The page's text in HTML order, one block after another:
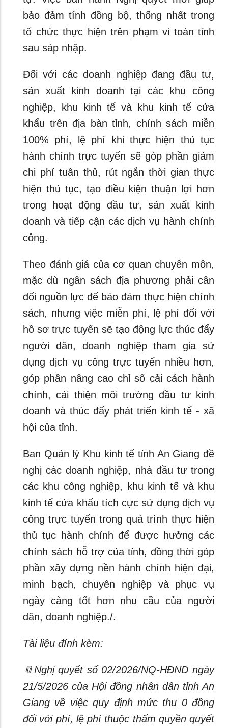
bảo đảm tính đồng bộ, thống nhất trong
tổ chức thực hiện trên phạm vi toàn tỉnh
sau sáp nhập.
Đối với các doanh nghiệp đang đầu tư,
sản xuất kinh doanh tại các khu công
nghiệp, khu kinh tế và khu kinh tế cửa
khẩu trên địa bàn tỉnh, chính sách miễn
100% phí, lệ phí khi thực hiện thủ tục
hành chính trực tuyến sẽ góp phần giảm
chi phí tuân thủ, rút ngắn thời gian thực
hiện thủ tục, tạo điều kiện thuận lợi hơn
trong hoạt động đầu tư, sản xuất kinh
doanh và tiếp cận các dịch vụ hành chính
công.
Theo đánh giá của cơ quan chuyên môn,
mặc dù ngân sách địa phương phải cân
đối nguồn lực để bảo đảm thực hiện chính
sách, nhưng việc miễn phí, lệ phí đối với
hồ sơ trực tuyến sẽ tạo động lực thúc đẩy
người dân, doanh nghiệp tham gia sử
dụng dịch vụ công trực tuyến nhiều hơn,
góp phần nâng cao chỉ số cải cách hành
chính, cải thiện môi trường đầu tư kinh
doanh và thúc đẩy phát triển kinh tế - xã
hội của tỉnh.
Ban Quản lý Khu kinh tế tỉnh An Giang đề
nghị các doanh nghiệp, nhà đầu tư trong
các khu công nghiệp, khu kinh tế và khu
kinh tế cửa khẩu tích cực sử dụng dịch vụ
công trực tuyến trong quá trình thực hiện
thủ tục hành chính để được hưởng các
chính sách hỗ trợ của tỉnh, đồng thời góp
phần xây dựng nền hành chính hiện đại,
minh bạch, chuyên nghiệp và phục vụ
ngày càng tốt hơn nhu cầu của người
dân, doanh nghiệp./.
Tài liệu đính kèm:
📎Nghị quyết số 02/2026/NQ-HĐND ngày
21/5/2026 của Hội đồng nhân dân tỉnh An
Giang về việc quy định mức thu 0 đồng
đối với phí, lệ phí thuộc thẩm quyền quyết